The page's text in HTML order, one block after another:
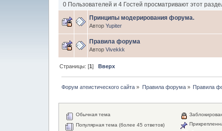
0 Пользователей и 4 Гостей просматривают этот
Принципы модерирования форума.
Автор Yupiter
Правила форума
Автор Vivekkk
Страницы: [1]Вверх
Форум атеистического сайта » Правила форума» Правила
Обычная тема
Популярная тема (более 45 ответов)